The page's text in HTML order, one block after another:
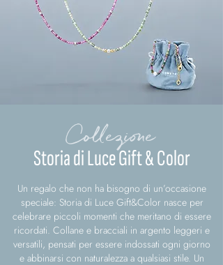
Collezione
Storia di Luce Gift & Color
Un regalo che non ha bisogno di un’occasione
speciale: Storia di Luce Gift&Color nasce per
celebrare piccoli momenti che meritano di essere
ricordati. Collane e bracciali in argento leggeri e
versatili, pensati per essere indossati ogni giorno
e abbinarsi con naturalezza a qualsiasi stile. Un